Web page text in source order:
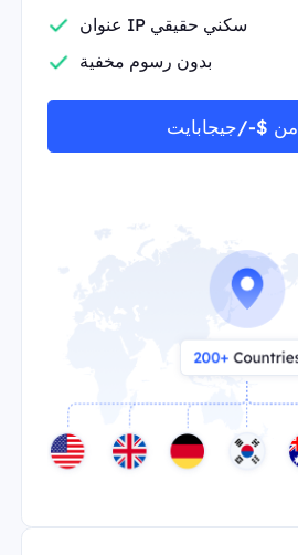
عنوان IP سكني حقيقي
بدون رسوم مخفية
من $-/جيجابايت